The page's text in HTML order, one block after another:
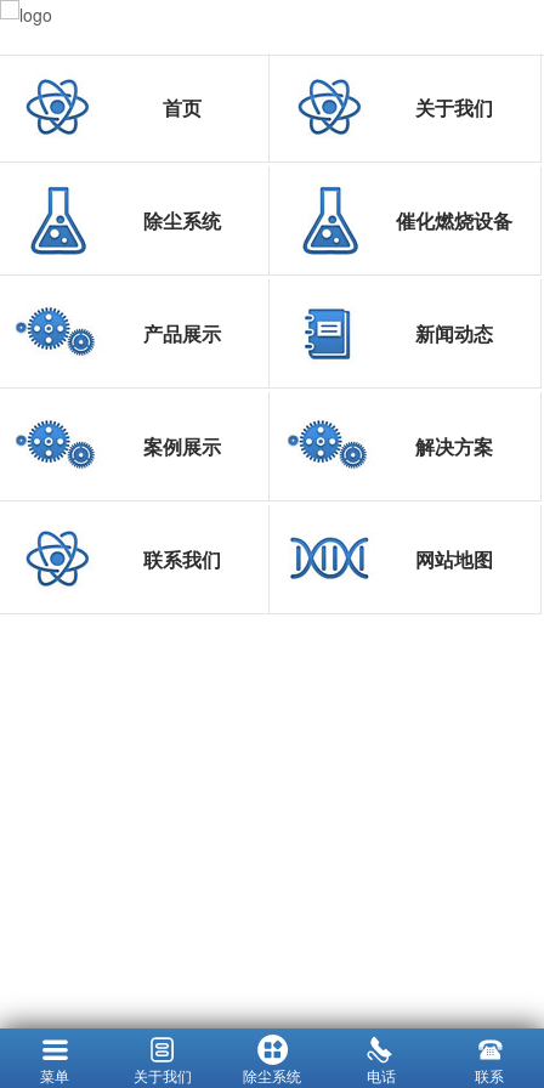
首页 关于我们
除尘系统 催化燃烧设备
产品展示 新闻动态
案例展示 解决方案
联系我们 网站地图
菜单 关于我们 除尘系统 电话 联系